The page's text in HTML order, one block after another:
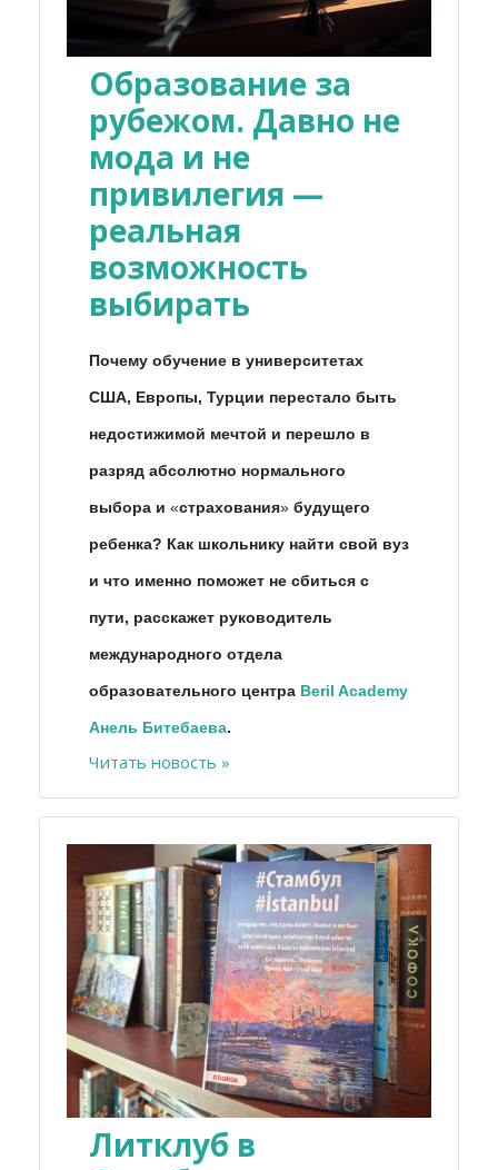
Образование за
рубежом. Давно не
мода и не
привилегия —
реальная
возможность
выбирать
Почему обучение в университетах
США, Европы, Турции перестало быть
недостижимой мечтой и перешло в
разряд абсолютно нормального
выбора и «страхования» будущего
ребенка? Как школьнику найти свой вуз
и что именно поможет не сбиться с
пути, расскажет руководитель
международного отдела
образовательного центра Beril Academy
Анель Битебаева.
Читать новость »
Литклуб в